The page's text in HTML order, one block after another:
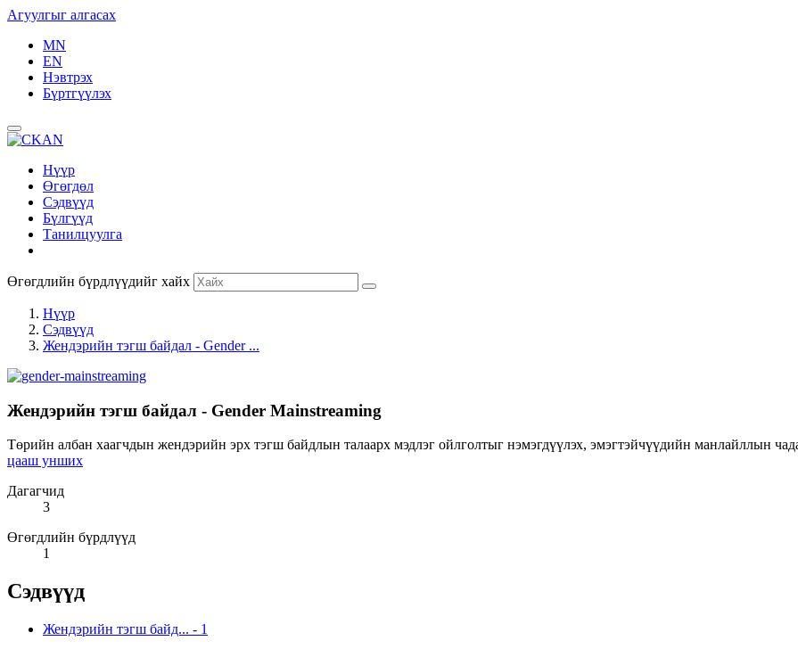
Агуулгыг алгасах
MN
EN
Нэвтрэх
Бүртгүүлэх
Нүүр
Өгөгдөл
Сэдвүүд
Бүлгүүд
Танилцуулга
Өгөгдлийн бүрдлүүдийг хайх
Нүүр
Сэдвүүд
Жендэрийн тэгш байдал - Gender ...
Жендэрийн тэгш байдал - Gender Mainstreaming
Төрийн албан хаагчдын жендэрийн эрх тэгш байдлын талаарх мэдлэг ойлголтыг нэмэгдүүлэх, эмэгтэйчүүдийн манлайллын
цааш унших
Дагагчид
3
Өгөгдлийн бүрдлүүд
1
Сэдвүүд
Жендэрийн тэгш байд... - 1